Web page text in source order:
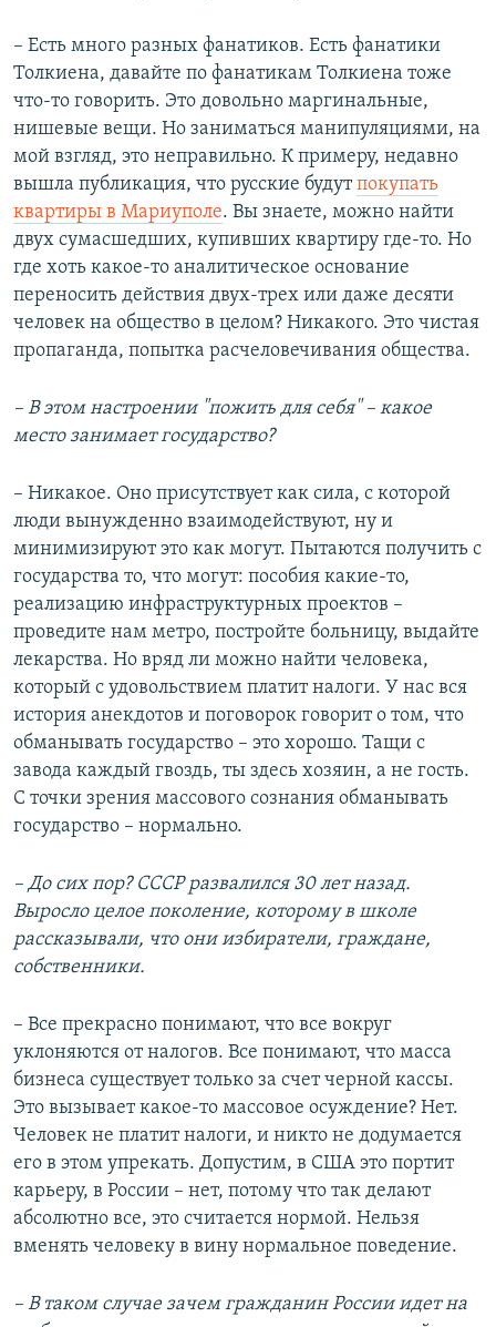
– Есть много разных фанатиков. Есть фанатики
Толкиена, давайте по фанатикам Толкиена тоже
что-то говорить. Это довольно маргинальные,
нишевые вещи. Но заниматься манипуляциями, на
мой взгляд, это неправильно. К примеру, недавно
вышла публикация, что русские будутпокупать
квартиры в Мариуполе. Вы знаете, можно найти
двух сумасшедших, купивших квартиру где-то. Но
где хоть какое-то аналитическое основание
переносить действия двух-трех или даже десяти
человек на общество в целом? Никакого. Это чистая
пропаганда, попытка расчеловечивания общества.
– В этом настроении "пожить для себя" – какое
место занимает государство?
– Никакое. Оно присутствует как сила, с которой
люди вынужденно взаимодействуют, ну и
минимизируют это как могут. Пытаются получить с
государства то, что могут: пособия какие-то,
реализацию инфраструктурных проектов –
проведите нам метро, постройте больницу, выдайте
лекарства. Но вряд ли можно найти человека,
который с удовольствием платит налоги. У нас вся
история анекдотов и поговорок говорит о том, что
обманывать государство – это хорошо. Тащи с
завода каждый гвоздь, ты здесь хозяин, а не гость.
С точки зрения массового сознания обманывать
государство – нормально.
– До сих пор? СССР развалился 30 лет назад.
Выросло целое поколение, которому в школе
рассказывали, что они избиратели, граждане,
собственники.
– Все прекрасно понимают, что все вокруг
уклоняются от налогов. Все понимают, что масса
бизнеса существует только за счет черной кассы.
Это вызывает какое-то массовое осуждение? Нет.
Человек не платит налоги, и никто не додумается
его в этом упрекать. Допустим, в США это портит
карьеру, в России – нет, потому что так делают
абсолютно все, это считается нормой. Нельзя
вменять человеку в вину нормальное поведение.
– В таком случае зачем гражданин России идет на